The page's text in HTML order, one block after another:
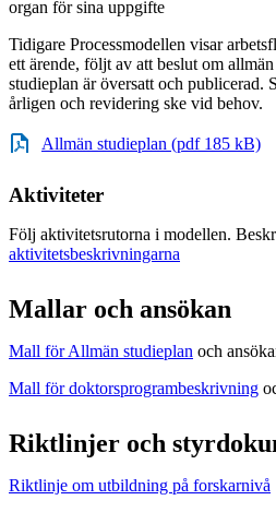
organ för sina uppgifte
Tidigare Processmodellen visar
ett ärende, följt av att beslut om
studieplan är översatt och publicerad.
årligen och revidering ske vid behov.
Allmän studieplan (pdf 185 kB)
Aktiviteter
Följ aktivitetsrutorna i modellen.
aktivitetsbeskrivningarna
Mallar och ansökan
Mall för Allmän studieplan och
Mall för doktorsprogrambeskrivning
Riktlinjer och
Riktlinje om utbildning på forskarnivå